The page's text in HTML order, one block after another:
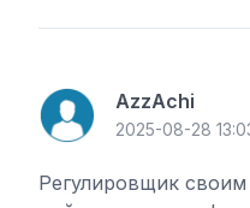
AzzAchi
2025-08-28
Регулировщик